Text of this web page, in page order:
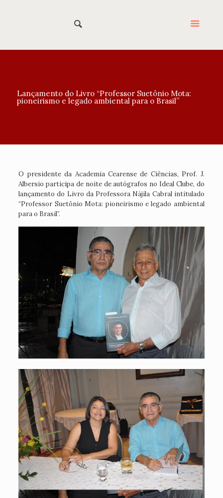
Lançamento do Livro “Professor Suetônio Mota:
pioneirismo e legado ambiental para o Brasil”
O presidente da Academia Cearense de Ciências, Prof. J.
Albersio participa de noite de autógrafos no Ideal Clube, do
lançamento do Livro da Professora Nájila Cabral intitulado
“Professor Suetônio Mota: pioneirismo e legado ambiental
para o Brasil”.